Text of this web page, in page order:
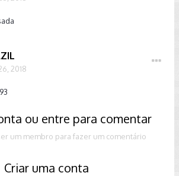
2018
ou entre para comentar
um membro para fazer um comentário
Criar uma conta